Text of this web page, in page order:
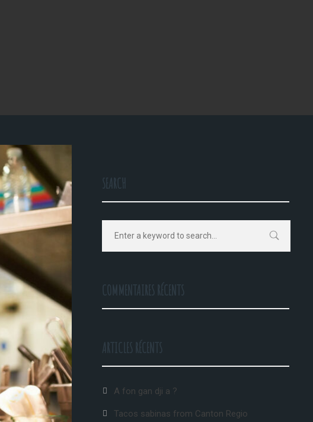
SEARCH
COMMENTAIRES RÉCENTS
ARTICLES RÉCENTS
A fon gan dji a ?
Tacos sabinas from Canton Regio